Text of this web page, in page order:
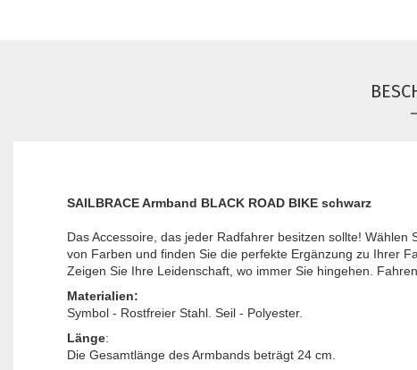
SAILBRACE Armband BLACK ROAD BIKE schwarz
Das Accessoire, das jeder Radfahrer besitzen sollte! Wählen
von Farben und finden Sie die perfekte Ergänzung zu Ihrer
Zeigen Sie Ihre Leidenschaft, wo immer Sie hingehen.
Materialien:
Symbol - Rostfreier Stahl. Seil - Polyester.
Länge:
Die Gesamtlänge des Armbands beträgt 24 cm.